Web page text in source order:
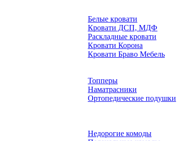
Белые кровати
Кровати ДСП, МДФ
Раскладные кровати
Кровати Корона
Кровати Браво Мебель
Топперы
Наматрасники
Ортопедические подушки
Недорогие комоды